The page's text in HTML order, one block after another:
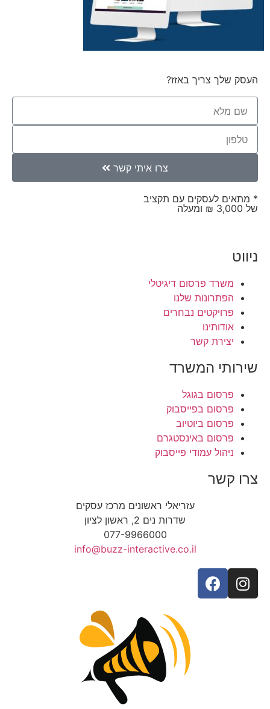
העסק שלך צריך באזז?
צרו איתי קשר
* מתאים לעסקים עם תקציב
של 3,000 ₪ ומעלה
ניווט
משרד פרסום דיגיטלי
הפתרונות שלנו
פרויקטים נבחרים
אודותינו
יצירת קשר
שירותי המשרד
פרסום בגוגל
פרסום בפייסבוק
פרסום ביוטיוב
פרסום באינסטגרם
ניהול עמודי פייסבוק
צרו קשר
עזריאלי ראשונים מרכז עסקים
שדרות נים 2, ראשון לציון
077-9966000
info@buzz-interactive.co.il